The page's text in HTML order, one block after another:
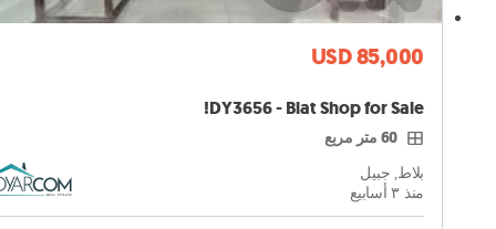
USD 85,000
DY3656 - Blat Shop for Sale!
60 متر مربع
بلاط, جبيل
منذ ٣ أسابيع